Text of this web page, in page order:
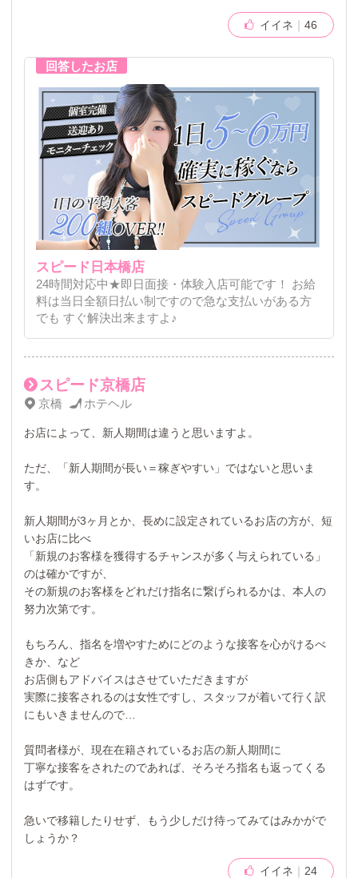
イイネ 46
スピード日本橋店
24時間対応中★即日面接・体験入店可能です！ お給
料は当日全額日払い制ですので急な支払いがある方
でも すぐ解決出来ますよ♪
スピード京橋店
京橋 ホテヘル
お店によって、新人期間は違うと思いますよ。
ただ、「新人期間が長い＝稼ぎやすい」ではないと思いま
す。
新人期間が3ヶ月とか、長めに設定されているお店の方が、短
いお店に比べ
「新規のお客様を獲得するチャンスが多く与えられている」
のは確かですが、
その新規のお客様をどれだけ指名に繋げられるかは、本人の
努力次第です。
もちろん、指名を増やすためにどのような接客を心がけるべ
きか、など
お店側もアドバイスはさせていただきますが
実際に接客されるのは女性ですし、スタッフが着いて行く訳
にもいきませんので…
質問者様が、現在在籍されているお店の新人期間に
丁寧な接客をされたのであれば、そろそろ指名も返ってくる
はずです。
急いで移籍したりせず、もう少しだけ待ってみてはみかがで
しょうか？
イイネ 24